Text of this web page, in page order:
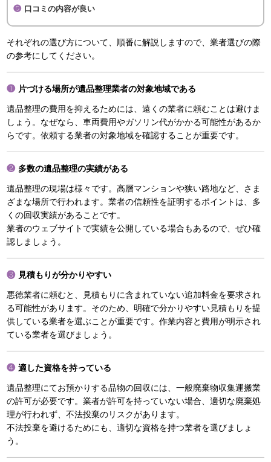
口コミの内容が良い
それぞれの選び方について、順番に解説しますので、業者選びの際
の参考にしてください。
片づける場所が遺品整理業者の対象地域である
遺品整理の費用を抑えるためには、遠くの業者に頼むことは避けま
しょう。なぜなら、車両費用やガソリン代がかかる可能性があるか
らです。依頼する業者の対象地域を確認することが重要です。
多数の遺品整理の実績がある
遺品整理の現場は様々です。高層マンションや狭い路地など、さま
ざまな場所で行われます。業者の信頼性を証明するポイントは、多
くの回収実績があることです。
業者のウェブサイトで実績を公開している場合もあるので、ぜひ確
認しましょう。
見積もりが分かりやすい
悪徳業者に頼むと、見積もりに含まれていない追加料金を要求され
る可能性があります。そのため、明確で分かりやすい見積もりを提
供している業者を選ぶことが重要です。作業内容と費用が明示され
ている業者を選びましょう。
適した資格を持っている
遺品整理にてお預かりする品物の回収には、一般廃棄物収集運搬業
の許可が必要です。業者が許可を持っていない場合、適切な廃棄処
理が行われず、不法投棄のリスクがあります。
不法投棄を避けるためにも、適切な資格を持つ業者を選びましょ
う。